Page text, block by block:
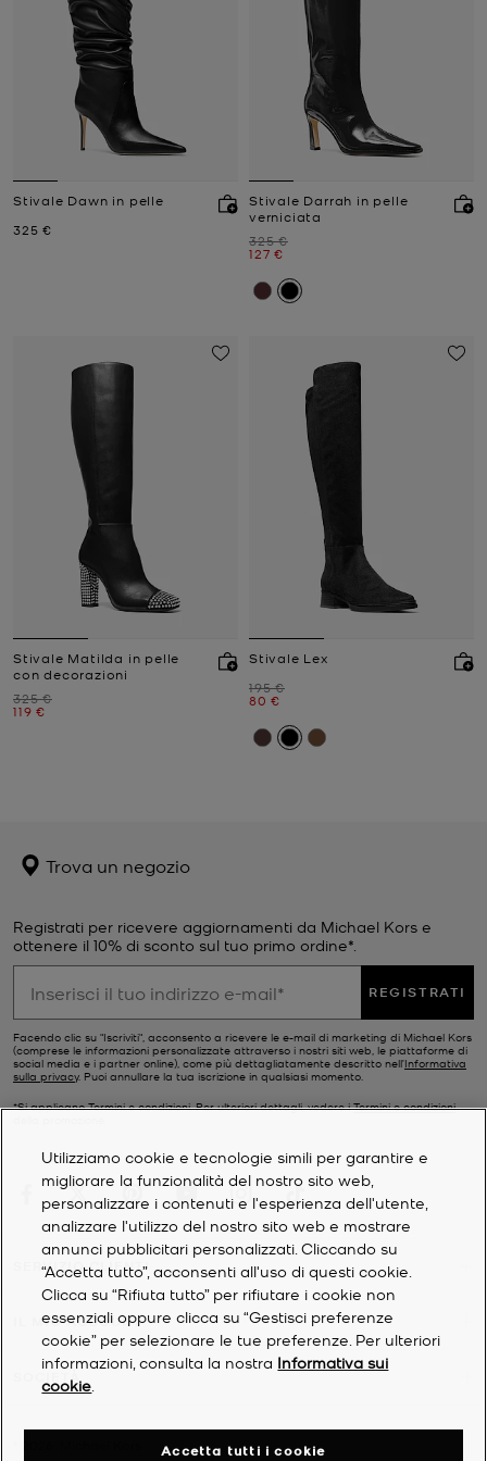
Stivale Dawn in pelle
Prezzo attuale
325 €
Stivale Darrah in pelle
verniciata
Prezzo iniziale
325 €
Prezzo attuale
127 €
Stivale Matilda in pelle
con decorazioni
Prezzo iniziale
325 €
Prezzo attuale
119 €
Stivale Lex
Prezzo iniziale
195 €
Prezzo attuale
80 €
Trova un negozio
Registrati per ricevere aggiornamenti da Michael Kors e
ottenere il 10% di sconto sul tuo primo ordine*.
REGISTRATI
Facendo clic su "Iscriviti", acconsento a ricevere le e-mail di marketing di Michael Kors
(comprese le informazioni personalizzate attraverso i nostri siti web, le piattaforme di
social media e i partner online), come più dettagliatamente descritto nell’Informativa
sulla privacy. Puoi annullare la tua iscrizione in qualsiasi momento.
*Si applicano Termini e condizioni. Per ulteriori dettagli, vedere iTermini e condizioni
SERVIZIO CLIENTI
IL MIO ACCOUNT
SOCIETÀ
Utilizziamo cookie e tecnologie simili per garantire e
migliorare la funzionalità del nostro sito web,
personalizzare i contenuti e l'esperienza dell'utente,
analizzare l'utilizzo del nostro sito web e mostrare
annunci pubblicitari personalizzati. Cliccando su
“Accetta tutto”, acconsenti all'uso di questi cookie.
Clicca su “Rifiuta tutto” per rifiutare i cookie non
essenziali oppure clicca su “Gestisci preferenze
cookie” per selezionare le tue preferenze. Per ulteriori
informazioni, consulta la nostra Informativa sui
cookie
Accetta tutti i cookie